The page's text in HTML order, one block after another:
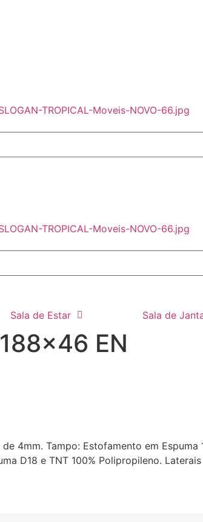
Sala de Estar Sala de
EN
4mm. Tampo: Estofamento em
D18 e TNT 100% Polipropileno.